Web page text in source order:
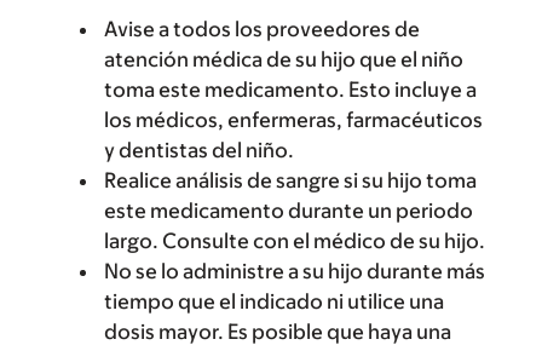
Avise a todos los proveedores de
atención médica de su hijo que el niño
toma este medicamento. Esto incluye a
los médicos, enfermeras, farmacéuticos
y dentistas del niño.
Realice análisis de sangre si su hijo toma
este medicamento durante un periodo
largo. Consulte con el médico de su hijo.
No se lo administre a su hijo durante más
tiempo que el indicado ni utilice una
dosis mayor. Es posible que haya una